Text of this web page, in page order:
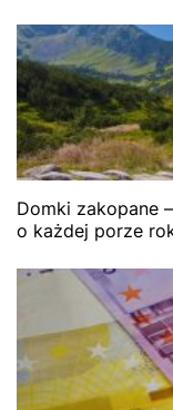
Domki zakopane
o każdej porze